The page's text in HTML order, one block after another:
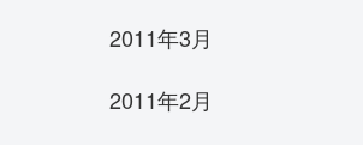
2011年3月
2011年2月